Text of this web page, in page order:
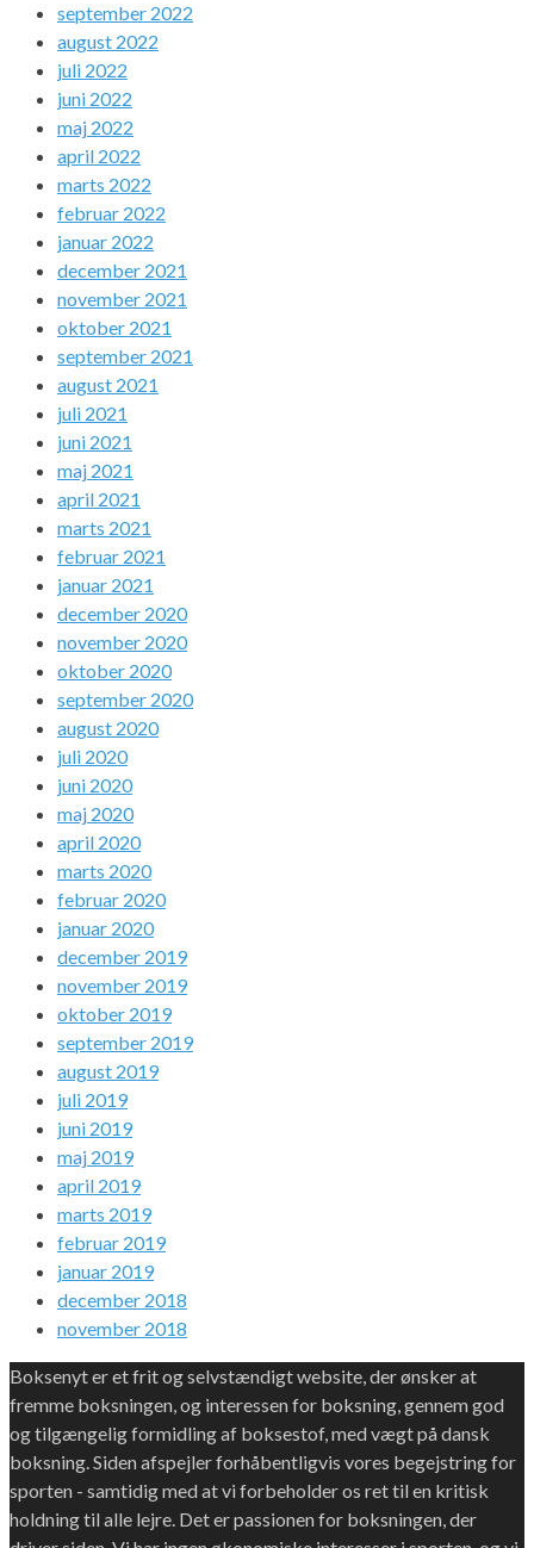
september 2022
august 2022
juli 2022
juni 2022
maj 2022
april 2022
marts 2022
februar 2022
januar 2022
december 2021
november 2021
oktober 2021
september 2021
august 2021
juli 2021
juni 2021
maj 2021
april 2021
marts 2021
februar 2021
januar 2021
december 2020
november 2020
oktober 2020
september 2020
august 2020
juli 2020
juni 2020
maj 2020
april 2020
marts 2020
februar 2020
januar 2020
december 2019
november 2019
oktober 2019
september 2019
august 2019
juli 2019
juni 2019
maj 2019
april 2019
marts 2019
februar 2019
januar 2019
december 2018
november 2018
Boksenyt er et frit og selvstændigt website, der ønsker at
fremme boksningen, og interessen for boksning, gennem god
og tilgængelig formidling af boksestof, med vægt på dansk
boksning. Siden afspejler forhåbentligvis vores begejstring for
sporten - samtidig med at vi forbeholder os ret til en kritisk
holdning til alle lejre. Det er passionen for boksningen, der